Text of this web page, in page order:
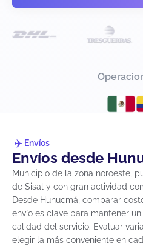
Envíos
Envíos desde
Municipio de la zona noroeste,
de Sisal y con gran actividad
Desde Hunucmá, comparar
envío es clave para mantener
calidad del servicio. Evaluar
elegir la más conveniente en